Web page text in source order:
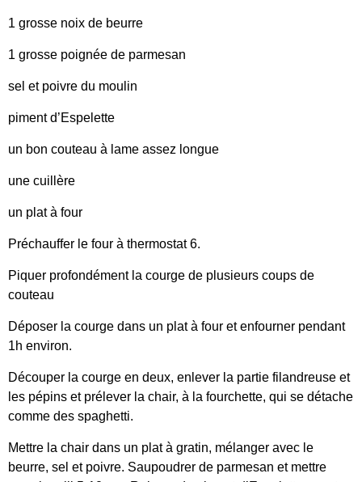
1 grosse noix de beurre
1 grosse poignée de parmesan
sel et poivre du moulin
piment d’Espelette
un bon couteau à lame assez longue
une cuillère
un plat à four
Préchauffer le four à thermostat 6.
Piquer profondément la courge de plusieurs coups de
couteau
Déposer la courge dans un plat à four et enfourner pendant
1h environ.
Découper la courge en deux, enlever la partie filandreuse et
les pépins et prélever la chair, à la fourchette, qui se détache
comme des spaghetti.
Mettre la chair dans un plat à gratin, mélanger avec le
beurre, sel et poivre. Saupoudrer de parmesan et mettre